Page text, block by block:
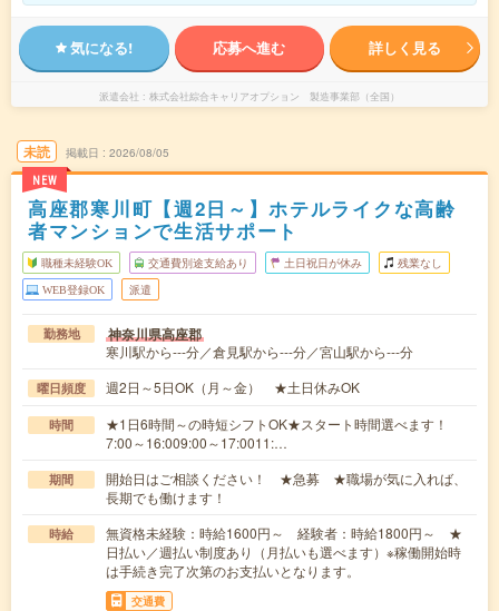
気になる! 応募へ進む 詳しく見る
派遣会社 株式会社綜合キャリアオプション 製造事業部（全国）
未読
NEW
掲載日 2026/08/05
高座郡寒川町【週2日～】ホテルライクな高齢
者マンションで生活サポート
職種未経験OK 交通費別途支給あり 土日祝日が休み 残業なし
WEB登録OK 派遣
勤務地 神奈川県高座郡
寒川駅から---分／倉見駅から---分／宮山駅から---分
曜日頻度 週2日～5日OK（月～金） ★土日休みOK
時間
★1日6時間～の時短シフトOK★スタート時間選べます！
7:00～16:009:00～17:0011:…
期間
開始日はご相談ください！ ★急募 ★職場が気に入れば、
長期でも働けます！
時給
無資格未経験：時給1600円～ 経験者：時給1800円～ ★
日払い／週払い制度あり（月払いも選べます）※稼働開始時
は手続き完了次第のお支払いとなります。
交通費